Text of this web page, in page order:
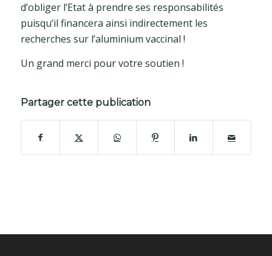
d’obliger l’Etat à prendre ses responsabilités
puisqu’il financera ainsi indirectement les
recherches sur l’aluminium vaccinal !
Un grand merci pour votre soutien !
Partager cette publication